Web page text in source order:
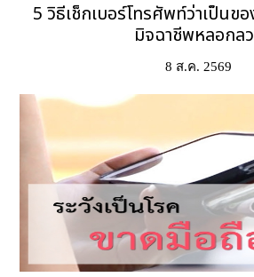
5 วิธีเช็กเบอร์โทรศัพท์ว่าเป็นข
มิจฉาชีพหลอกล
8 ส.ค. 2569